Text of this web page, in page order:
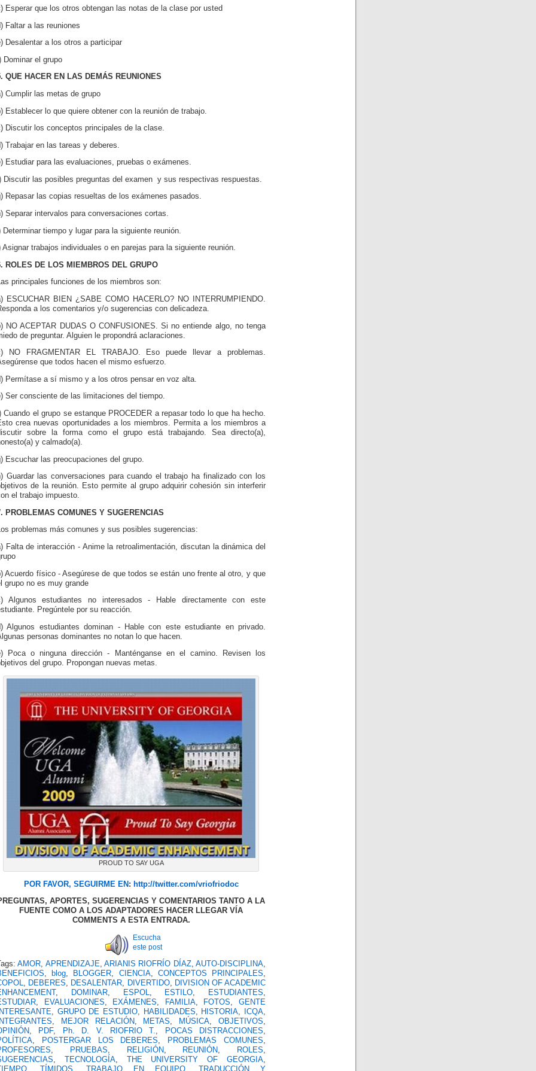
Esperar que los otros obtengan las notas de la clase por usted
Faltar a las reuniones
Desalentar a los otros a participar
Dominar el grupo
QUE HACER EN LAS DEMÁS REUNIONES
Cumplir las metas de grupo
Establecer lo que quiere obtener con la reunión de trabajo.
Discutir los conceptos principales de la clase.
Trabajar en las tareas y deberes.
Estudiar para las evaluaciones, pruebas o exámenes.
Discutir las posibles preguntas del examen y sus respectivas respuestas.
Repasar las copias resueltas de los exámenes pasados.
Separar intervalos para conversaciones cortas.
Determinar tiempo y lugar para la siguiente reunión.
Asignar trabajos individuales o en parejas para la siguiente reunión.
ROLES DE LOS MIEMBROS DEL GRUPO
principales funciones de los miembros son:
ESCUCHAR BIEN ¿SABE COMO HACERLO? NO INTERRUMPIENDO.
a los comentarios y/o sugerencias con delicadeza.
NO ACEPTAR DUDAS O CONFUSIONES. Si no entiende algo, no tenga
de preguntar. Alguien le propondrá aclaraciones.
NO FRAGMENTAR EL TRABAJO. Eso puede llevar a problemas.
que todos hacen el mismo esfuerzo.
Permítase a sí mismo y a los otros pensar en voz alta.
Ser consciente de las limitaciones del tiempo.
Cuando el grupo se estanque PROCEDER a repasar todo lo que ha hecho.
crea nuevas oportunidades a los miembros. Permita a los miembros a
sobre la forma como el grupo está trabajando. Sea directo(a),
y calmado(a).
Escuchar las preocupaciones del grupo.
Guardar las conversaciones para cuando el trabajo ha finalizado con los
de la reunión. Esto permite al grupo adquirir cohesión sin interferir
el trabajo impuesto.
PROBLEMAS COMUNES Y SUGERENCIAS
problemas más comunes y sus posibles sugerencias:
Falta de interacción - Anime la retroalimentación, discutan la dinámica del
Acuerdo físico - Asegúrese de que todos se están uno frente al otro, y que
grupo no es muy grande
Algunos estudiantes no interesados - Hable directamente con este
Pregúntele por su reacción.
Algunos estudiantes dominan - Hable con este estudiante en privado.
personas dominantes no notan lo que hacen.
Poca o ninguna dirección - Manténganse en el camino. Revisen los
del grupo. Propongan nuevas metas.
PROUD TO SAY UGA
POR FAVOR, SEGUIRME EN : http://twitter.com/vriofriodoc
APORTES, SUGERENCIAS Y COMENTARIOS TANTO A LA
FUENTE COMO A LOS ADAPTADORES HACER LLEGAR VÍA
COMMENTS A ESTA ENTRADA.
Escucha
este post
Tags:AMOR, APRENDIZAJE,ARIANIS RIOFRÍO DÍAZ,AUTO-DISCIPLINA,
, blog, BLOGGER, CIENCIA, CONCEPTOS PRINCIPALES,
, DEBERES, DESALENTAR, DIVERTIDO, DIVISION OF ACADEMIC
, DOMINAR, ESPOL, ESTILO, ESTUDIANTES,
, EVALUACIONES, EXÁMENES, FAMILIA, FOTOS,GENTE
INTERESANTE, GRUPO DE ESTUDIO, HABILIDADES, HISTORIA, ICQA,
INTEGRANTES, MEJOR RELACIÓN, METAS, MÚSICA,OBJETIVOS,
, PDF, Ph. D. V. RIOFRIO T., POCAS DISTRACCIONES,
, POSTERGAR LOS DEBERES, PROBLEMAS COMUNES,
, PRUEBAS, RELIGIÓN, REUNIÓN, ROLES,
, TECNOLOGÍA, THE UNIVERSITY OF GEORGIA,